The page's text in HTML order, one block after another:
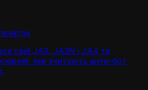
свій JA3, JA3N і JA4 та
яке зчитують анти-бот